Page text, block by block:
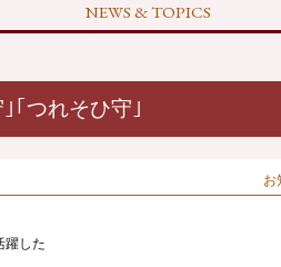
NEWS & TOPICS
｢つれそひ守｣
お
躍した